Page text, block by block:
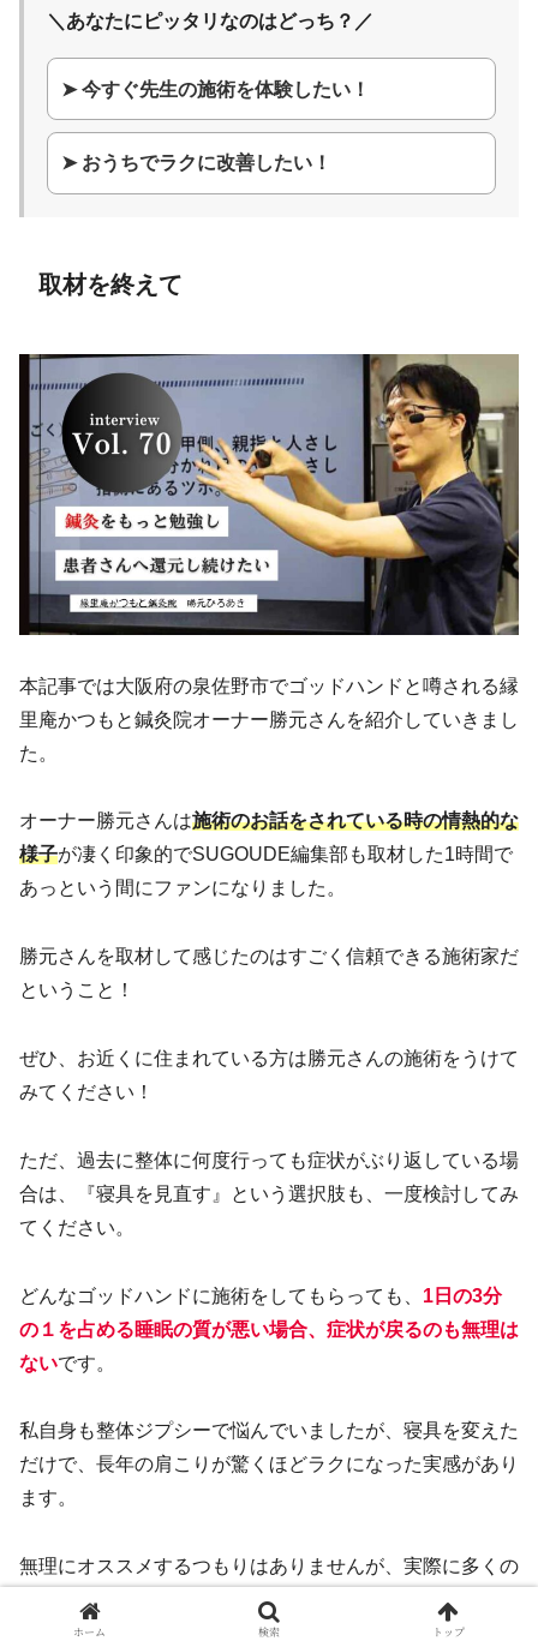
＼あなたにピッタリなのはどっち？／
➤ 今すぐ先生の施術を体験したい！
➤ おうちでラクに改善したい！
取材を終えて
本記事では大阪府の泉佐野市でゴッドハンドと噂される縁
里庵かつもと鍼灸院オーナー勝元さんを紹介していきまし
た。
オーナー勝元さんは施術のお話をされている時の情熱的な
様子が凄く印象的でSUGOUDE編集部も取材した1時間で
あっという間にファンになりました。
勝元さんを取材して感じたのはすごく信頼できる施術家だ
ということ！
ぜひ、お近くに住まれている方は勝元さんの施術をうけて
みてください！
ただ、過去に整体に何度行っても症状がぶり返している場
合は、『寝具を見直す』という選択肢も、一度検討してみ
てください。
どんなゴッドハンドに施術をしてもらっても、 1日の3分
の１を占める睡眠の質が悪い場合、症状が戻るのも無理は
ないです。
私自身も整体ジプシーで悩んでいましたが、寝具を変えた
だけで、長年の肩こりが驚くほどラクになった実感があり
ます。
無理にオススメするつもりはありませんが、実際に多くの
整体院でも扱われている
実績ある寝具
を参考までに載せて
おきますね。
ホーム 検索 トップ